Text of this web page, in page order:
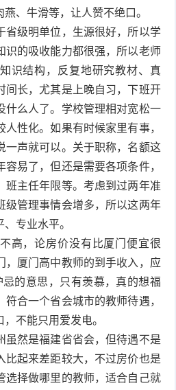
、牛滑等，让人赞不绝口。
级明单位，生源很好，所以学
识的吸收能力都很强，所以老师
识结构，反复地研究教材、真
间长，尤其是上晚自习，下班开
什么人了。学校管理相对宽松一
性化。如果有时候家里有事，
一声就可以。关于职称，名额这
易了，但还是需要各项条件，
班主任年限等。考虑到过两年准
级管理事情会增多，所以这两年
专业水平。
，论房价没有比厦门便宜很
，厦门高中教师的到手收入，应
的意思，只有羡慕，真的想福
合一个省会城市的教师待遇，
不能只用爱发电。
然是福建省省会，但待遇不是
比起来差距较大，不过房价也是
选择做哪里的教师，适合自己就